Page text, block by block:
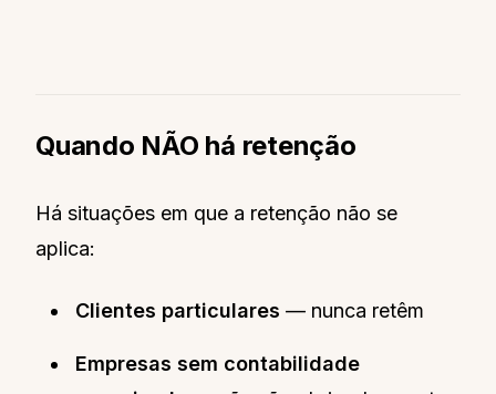
Quando NÃO há retenção
Há situações em que a retenção não se
aplica:
Clientes particulares — nunca retêm
Empresas sem contabilidade